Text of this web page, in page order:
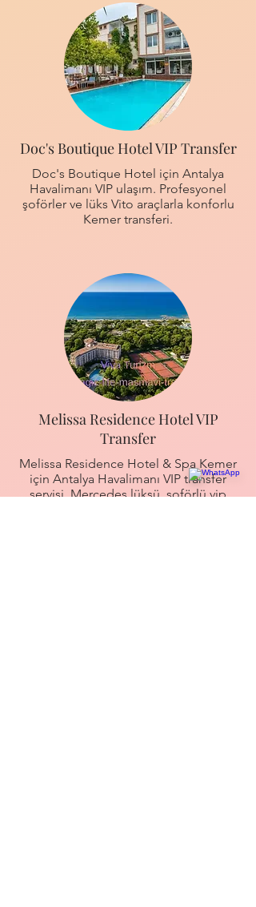
Doc's Boutique Hotel VIP Transfer
Doc's Boutique Hotel için Antalya
Havalimanı VIP ulaşım. Profesyonel
şoförler ve lüks Vito araçlarla konforlu
Kemer transferi.
Melissa Residence Hotel VIP
Transfer
Melissa Residence Hotel & Spa Kemer
için Antalya Havalimanı VIP transfer
servisi. Mercedes lüksü, şoförlü vip